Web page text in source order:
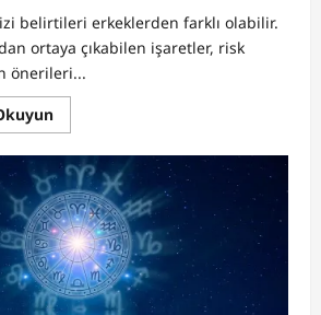
belirtileri erkeklerden farklı olabilir.
ortaya çıkabilen işaretler, risk
önerileri...
Read
more
Kadınlarda
Kalp
Krizi
Belirtileri
Neler?
Sessiz
İşaretleri
Bilmek
Hayat
Kurtarabilir